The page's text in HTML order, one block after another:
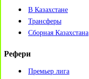
В Казахстане
Трансферы
Сборная Казахстана
Рефери
Премьер лига